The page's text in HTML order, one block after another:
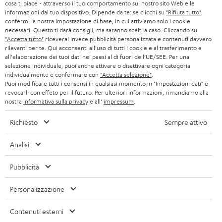
t
e
r
CUFFIE BLUETOOTH
SET STEREO
ALTOPARLANTE
ULTIMA
CUFFIE IN-EAR
FANSHOP
NOVITÁ
BLOG
NEWSLETTER
NEGOZI
VANTAGGI TEUFEL
LA NOSTRA STORIA
PAESI BASSI
BELGIO
FRANCIA
POLONIA
ITALIA
USA
errori di battitura e omissioni. Gli accessori mostrati nelle nostre foto non sono
cosa ti piace - attraverso il tuo comportamento sul nostro sito Web e le
informazioni dal tuo dispositivo. Dipende da te: se clicchi su "Rifiuta tutto"
confermi la nostra impostazione di base, in cui attiviamo solo i cookie
necessari. Questo ti darà consigli, ma saranno scelti a caso. Cliccando su
"Accetta tutto" riceverai invece pubblicità personalizzata e contenuti davvero
rilevanti per te. Qui acconsenti all'uso di tutti i cookie e al trasferimento e
all'elaborazione dei tuoi dati nei paesi al di fuori dell’UE/SEE. Per una
selezione individuale, puoi anche attivare o disattivare ogni categoria
individualmente e confermare con "Accetta selezione"
Puoi modificare tutti i consensi in qualsiasi momento in "Impostazioni dati" e
revocarli con effeto per il futuro. Per ulteriori informazioni, rimandiamo alla
nostra informativa sulla privacye all' impressum
Richiesto Sempre attivo
Analisi
Pubblicità
Personalizzazione
Contenuti esterni